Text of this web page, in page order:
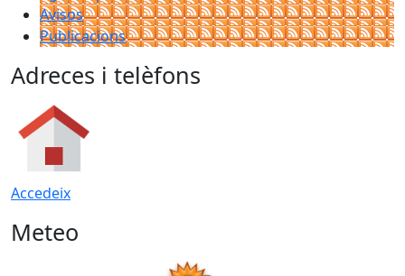
Avisos
Publicacions
Adreces i telèfons
Accedeix
Meteo